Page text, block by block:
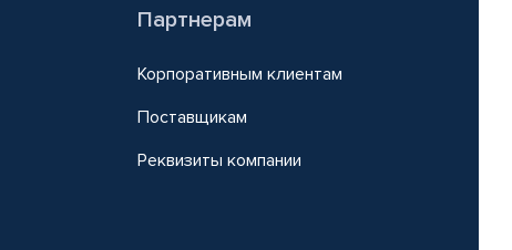
Партнерам
Корпоративным клиентам
Поставщикам
Реквизиты компании